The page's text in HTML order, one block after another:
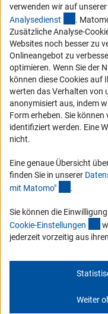
Vergabeverfahren
Barrierefreiheit
Service und Informationen
Erklärung zur Barrierefreiheit
Barriere melden
DFG-aktuell
Erhalten Sie Neuigkeiten
Zum Newsletter
Service
verwenden wir auf unserer
Analysedienst
.
Zusätzliche Analyse-
Websites noch besser zu
Onlineangebot zu
optimieren. Wenn Sie der
können diese Cookies auf
werten das Verhalten von
anonymisiert aus, indem
Form erheben. Sie
identifiziert werden. Eine
nicht.
Eine genaue Übersicht
finden Sie in unserer
mit Matomo" .
Sie können die
Cookie-Einstellungen
jederzeit vorzeitig aus
Weiter